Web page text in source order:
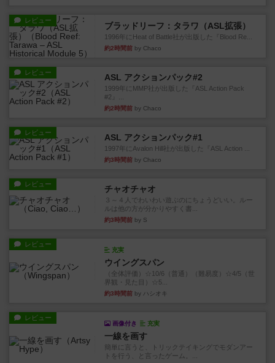
レビュー
ブラッドリーフ：タラワ（ASL拡張）
1996年にHeat of Battle社が出版した『Blood Re...
約2時間前 by Chaco
レビュー ASL アクションパック#2
1999年にMMP社が出版した『ASL Action Pack
#2』...
約2時間前 by Chaco
レビュー ASL アクションパック#1
1997年にAvalon Hill社が出版した『ASL Action ...
約3時間前 by Chaco
レビュー チャオチャオ
３～４人でわいわい遊ぶのにちょうどいい。ルー
ルは他の方が分かりやすく書...
約3時間前 by S
レビュー
充実
ウイングスパン
（全体評価）☆10/6（普通）（難易度）☆4/5（世
界観・見た目）☆5...
約3時間前 by ハシオキ
レビュー
画像付き 充実
一線を画す
簡単に言うと、トリックテイキングでモダンアー
トを行う、と言ったゲーム。...